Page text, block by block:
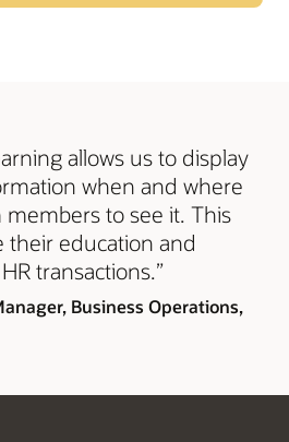
용자 만족도에 대한 피드백을
답변 및 결과를 검토하고, 보고서와
낼 수 있습니다.allows us to display
when and where
to see it. This
their education and
transactions.”
Business Operations,